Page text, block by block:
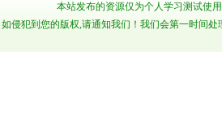
本站发布的资源仅为个人学习测试使
如侵犯到您的版权,请通知我们！我们会第一时间处